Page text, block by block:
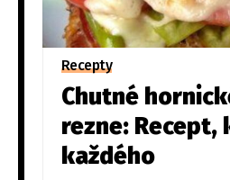
Recepty
Chutné
rezne: Recept,
každého